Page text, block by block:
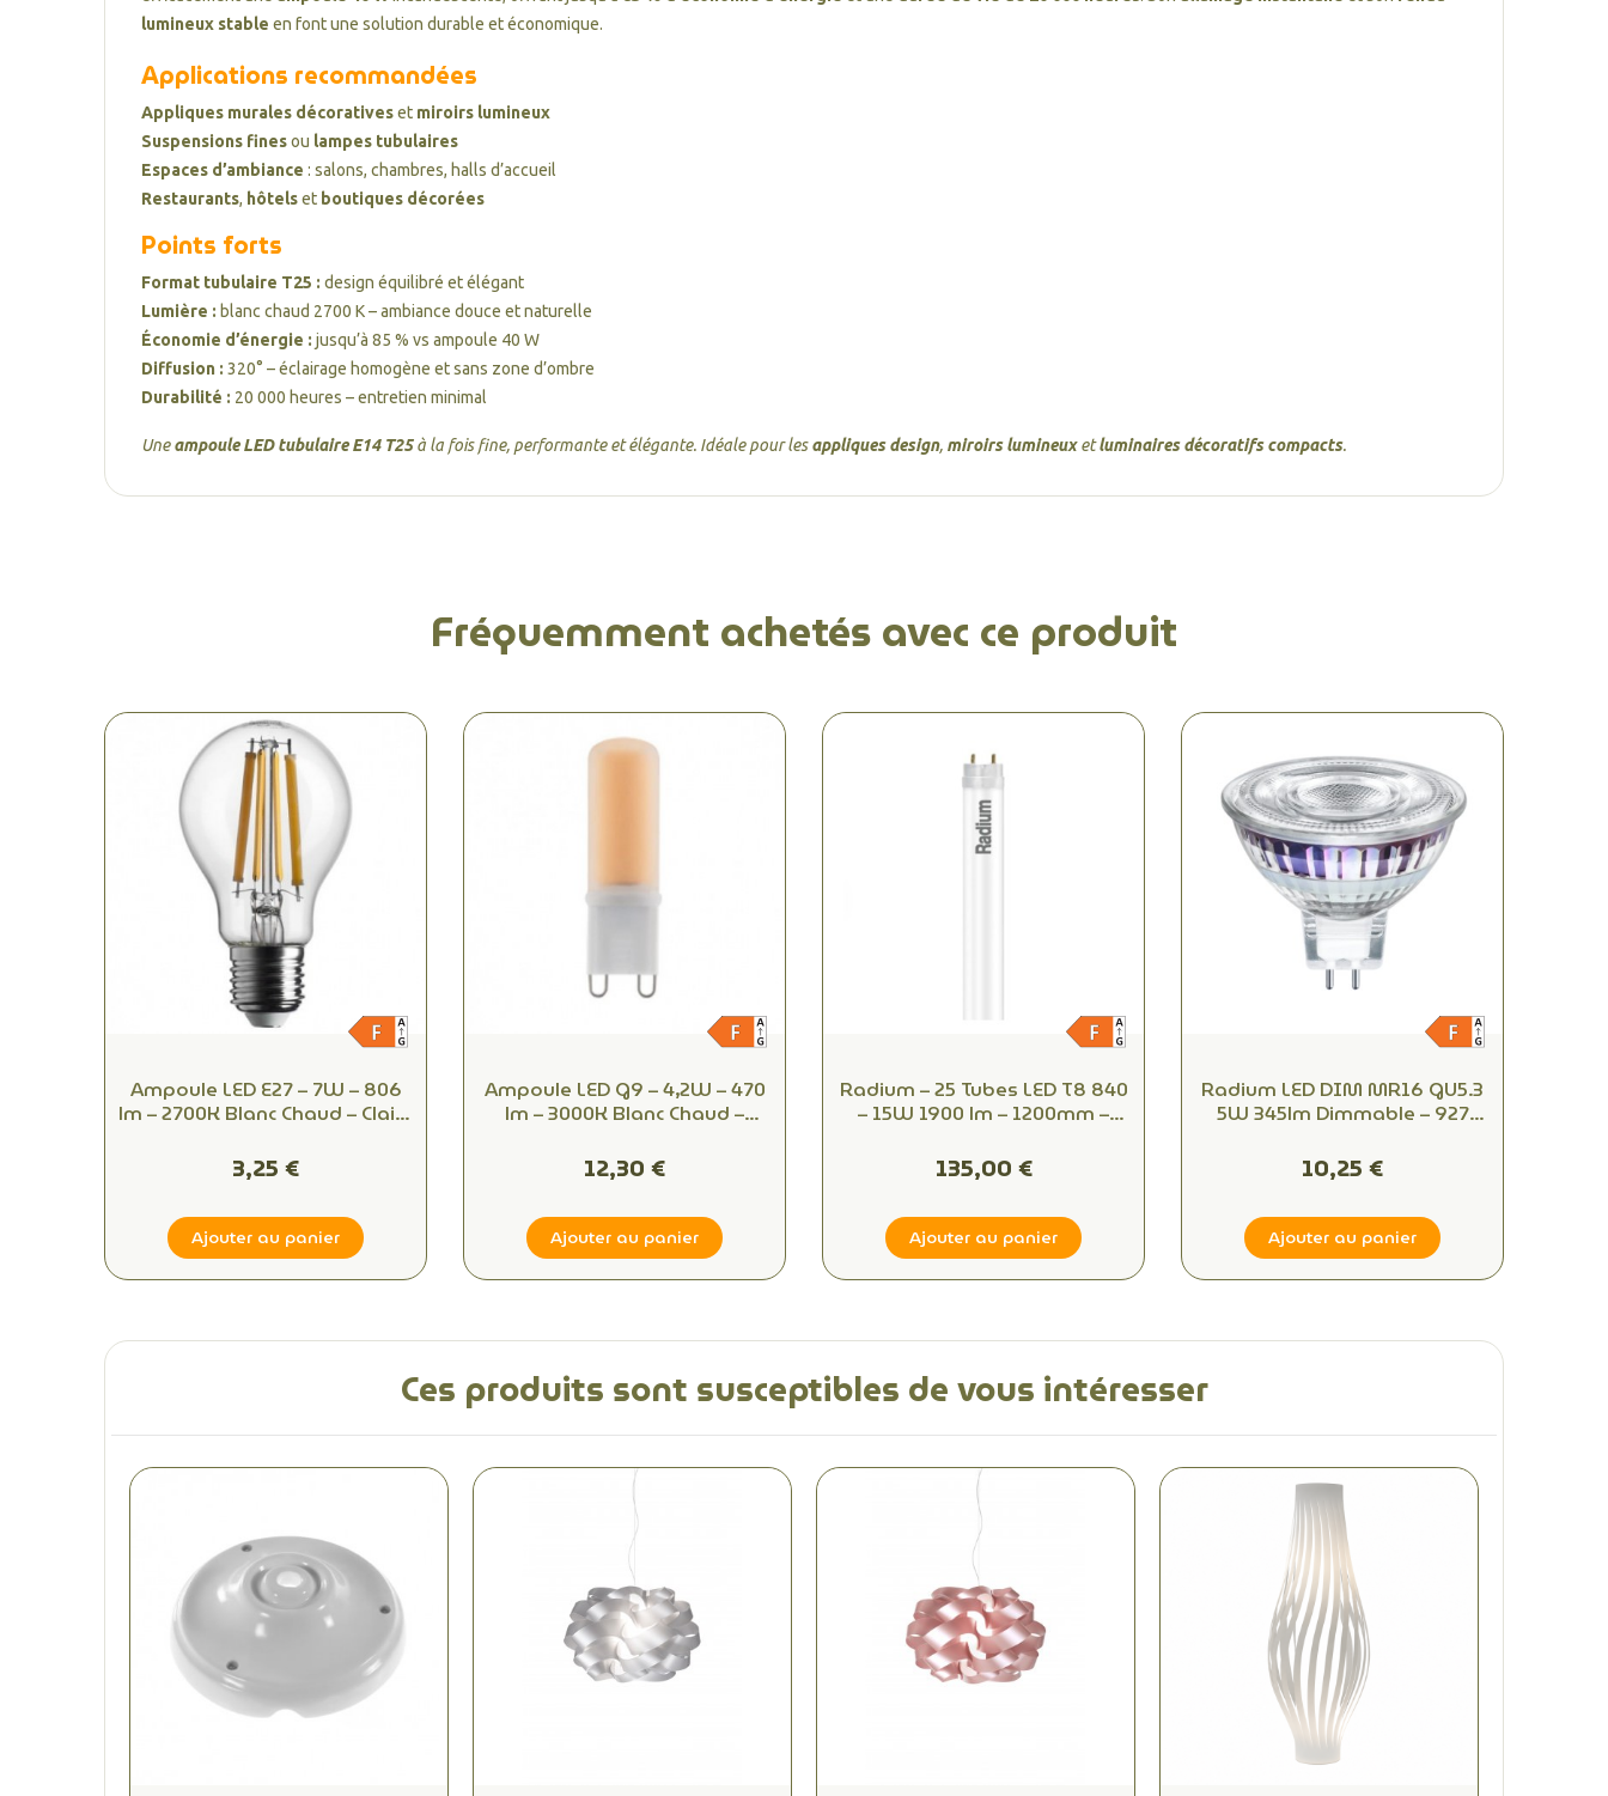
lumineux stable en font une solution durable et économique.
Applications recommandées
Appliques murales décorativeset miroirs lumineux
Suspensions finesou lampes tubulaires
Espaces d’ambiance : salons, chambres, halls d’accueil
Restaurants, hôtelset boutiques décorées
Points forts
Format tubulaire T25 : design équilibré et élégant
Lumière : blanc chaud 2700 K – ambiance douce et naturelle
Économie d’énergie : jusqu’à 85 % vs ampoule 40 W
Diffusion : 320° – éclairage homogène et sans zone d’ombre
Durabilité : 20 000 heures – entretien minimal
Uneampoule LED tubulaire E14 T25à la fois fine, performante et élégante. Idéale pour lesappliques design, miroirs lumineuxetluminaires décoratifs compacts.
Fréquemment achetés avec ce produit
Ampoule LED E27 – 7W – 806
lm – 2700K Blanc Chaud – Claire
3,25 €
Ajouter au panier
Ampoule LED G9 – 4,2W – 470
lm – 3000K Blanc Chaud –
12,30 €
Ajouter au panier
Radium – 25 Tubes LED T8 840
– 15W 1900 lm – 1200mm –
135,00 €
Ajouter au panier
Radium LED DIM MR16 GU5.3
5W 345lm Dimmable – 927
10,25 €
Ajouter au panier
Ces produits sont susceptibles de vous intéresser